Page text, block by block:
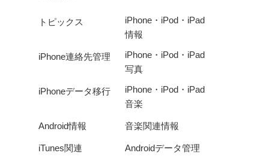
トピックス
iPhone・iPod・iPad
情報
iPhone連絡先管理
iPhone・iPod・iPad
写真
iPhoneデータ移行
iPhone・iPod・iPad
音楽
Android情報 音楽関連情報
iTunes関連 Androidデータ管理